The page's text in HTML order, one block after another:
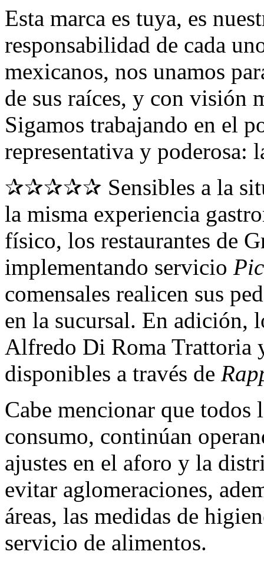
Esta marca es tuya, es
responsabilidad de cada
mexicanos, nos unamos
de sus raíces, y con visión
Sigamos trabajando en el
representativa y poderosa:
✰✰✰✰✰ Sensibles a la
la misma experiencia
físico, los restaurantes de
implementando servicio
comensales realicen sus
en la sucursal. En adición,
Alfredo Di Roma Trattoria
disponibles a través de
Cabe mencionar que todos
consumo, continúan
ajustes en el aforo y la
evitar aglomeraciones,
áreas, las medidas de
servicio de alimentos.